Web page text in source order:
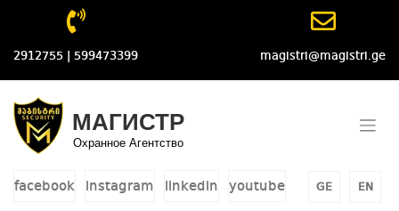
content
2912755 | 599473399 magistri@magistri.ge
МАГИСТР
Охранное Агентство
facebook instagram linkedin youtube GE EN